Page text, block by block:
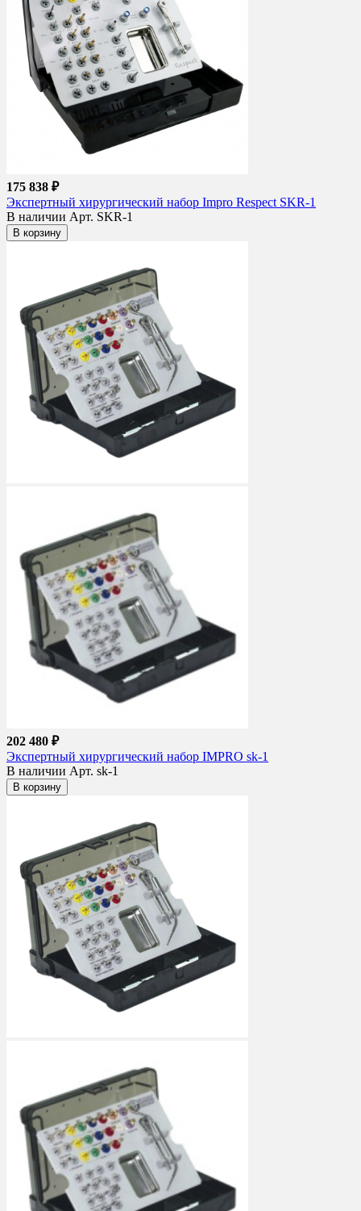
175 838 ₽
Экспертный хирургический набор Impro Respect SKR-1
В наличии Арт. SKR-1
В корзину
202 480 ₽
Экспертный хирургический набор IMPRO sk-1
В наличии Арт. sk-1
В корзину